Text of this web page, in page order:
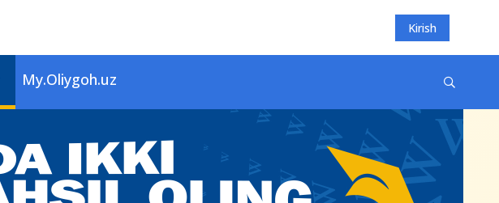
Kirish
My.Oliygoh.uz